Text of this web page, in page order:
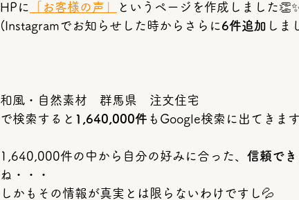
HPに
「お客様の声」
というページを作成しました
(Instagramでお知らせした時からさらに6件追加 しま
和風・自然素材　群馬県　注文住宅
で検索すると 1,640,000件 もGoogle検索に出てきま
1,640,000件の中から自分の好みに合った、 信頼で
ね・・・
しかもその情報が真実とは限らないわけですし💦